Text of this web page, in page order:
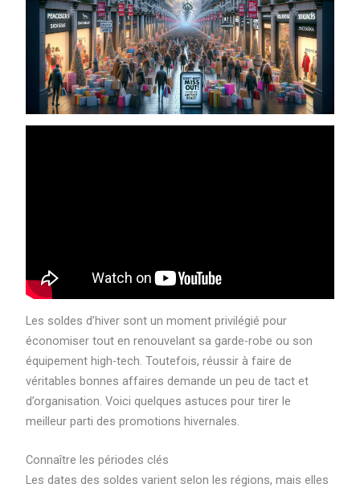
Les soldes d’hiver sont un moment privilégié pour
économiser tout en renouvelant sa garde-robe ou son
équipement high-tech. Toutefois, réussir à faire de
véritables bonnes affaires demande un peu de tact et
d’organisation. Voici quelques astuces pour tirer le
meilleur parti des promotions hivernales.
Connaître les périodes clés
Les dates des soldes varient selon les régions, mais elles